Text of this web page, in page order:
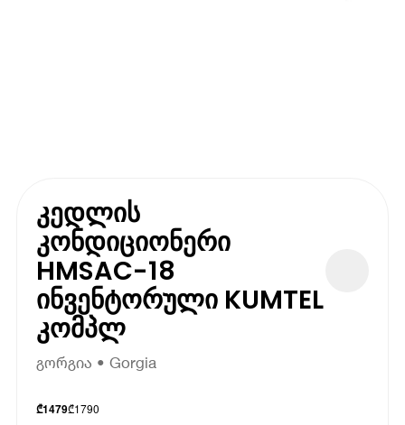
კედლის
კონდიციონერი
HMSAC-18
ინვენტორული KUMTEL
კომპლ
გორგია • Gorgia
₾1479₾1790